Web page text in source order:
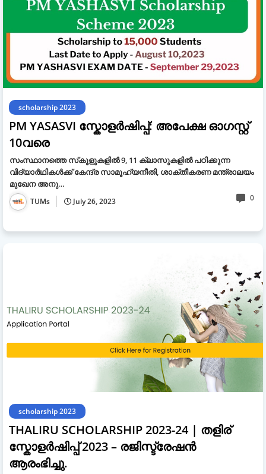
scholarship 2023
PM YASASVI സ്കോളർഷിപ്പ്: അപേക്ഷ ഓഗസ്റ്റ്
10വരെ
സംസ്ഥാനത്തെ സ്‌കൂളുകളിൽ 9, 11 ക്ലാസുകളിൽ പഠിക്കുന്ന
വിദ്യാർഥികൾക്ക് കേന്ദ്ര സാമൂഹ്യനീതി, ശാക്തീകരണ മന്ത്രാലയം
മുഖേന അനു…
TUMs July 26, 2023 0
scholarship 2023
THALIRU SCHOLARSHIP 2023-24 | തളിര്
സ്കോളർഷിപ്പ് 2023 – രജിസ്ട്രേഷൻ
ആരംഭിച്ചു.